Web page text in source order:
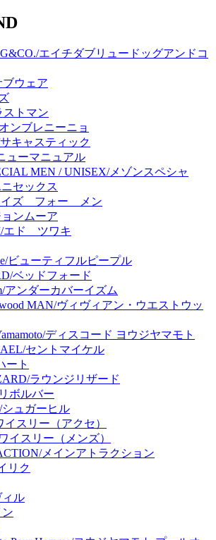
エイチダブリュードッグアンドコ
ブウェア
トマン
ンブレニーニョ
キャスティック
ューマニュアル
MEN / UNISEX/メゾンスペシャ
セックス
イズ フォー メン
ョンムーア
エド ツワキ
ビューティフルピープル
ベッドフォード
アンダーカバーイズム
MAN/ヴィヴィアン・ウエストウッ
ディスコード ヨウジヤマモト
セントマイケル
ート
ラウンジリザード
ボルバー
ュガーヒル
イスリー（アクセ）
イスリー（メンズ）
メインアトラクション
リク
ル
ン